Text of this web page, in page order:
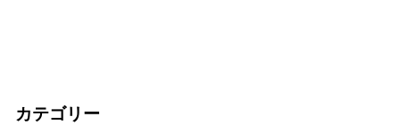
カテゴリー